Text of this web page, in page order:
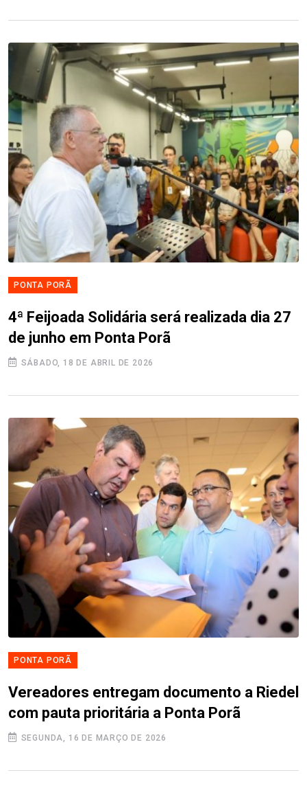
PONTA PORÃ
4ª Feijoada Solidária será realizada dia 27
de junho em Ponta Porã
SÁBADO, 18 DE ABRIL DE 2026
PONTA PORÃ
Vereadores entregam documento a Riedel
com pauta prioritária a Ponta Porã
SEGUNDA, 16 DE MARÇO DE 2026